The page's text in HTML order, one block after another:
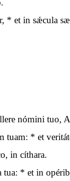
* et in sǽcula
nómini tuo,
tuam: * et
in cíthara.
* et in